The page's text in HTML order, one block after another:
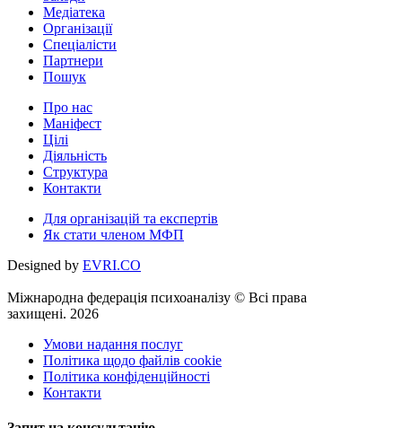
Медіатека
Організації
Спеціалісти
Партнери
Пошук
Про нас
Маніфест
Цілі
Діяльність
Структура
Контакти
Для організацій та експертів
Як стати членом МФП
Designed by EVRI.CO
Міжнародна федерація психоаналізу © Всі права
захищені. 2026
Умови надання послуг
Політика щодо файлів cookie
Політика конфіденційності
Контакти